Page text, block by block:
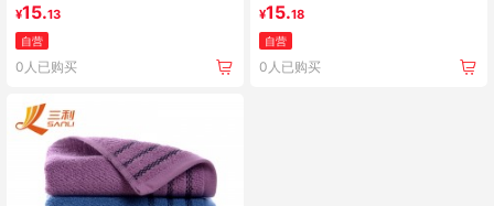
¥15.13
自营
0人已购买
¥15.18
自营
0人已购买